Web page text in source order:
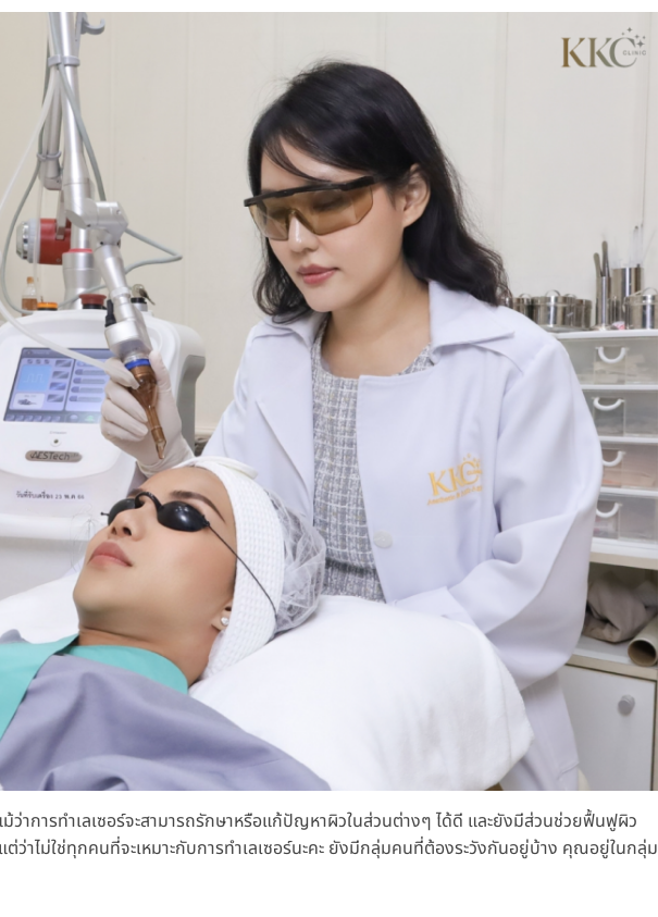
ว่าการทำเลเซอร์จะสามารถรักษาหรือแก้ปัญหาผิวในส่วนต่างๆ ได้ดี และยังมีส่วนช่วยฟื้นฟูผิว
ต่ว่าไม่ใช่ทุกคนที่จะเหมาะกับการทำเลเซอร์นะคะ ยังมีกลุ่มคนที่ต้องระวังกันอยู่บ้าง คุณอยู่ในกลุ่ม